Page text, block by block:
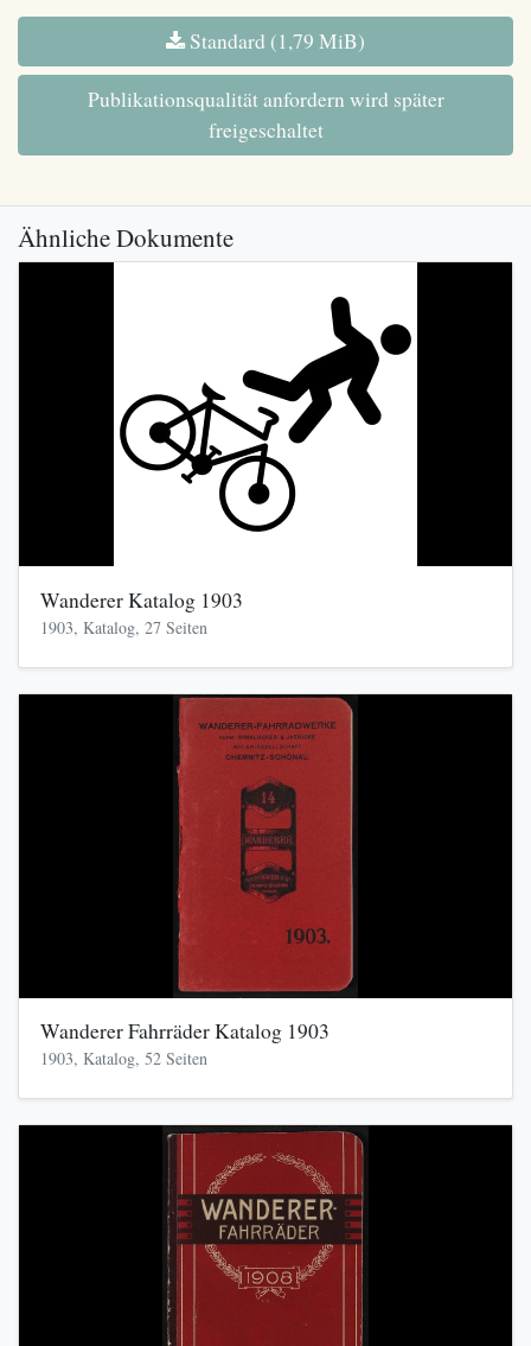
Standard (1,79 MiB)
Publikationsqualität anfordern wird später
freigeschaltet
Ähnliche Dokumente
Wanderer Katalog 1903
1903, Katalog, 27 Seiten
Wanderer Fahrräder Katalog 1903
1903, Katalog, 52 Seiten